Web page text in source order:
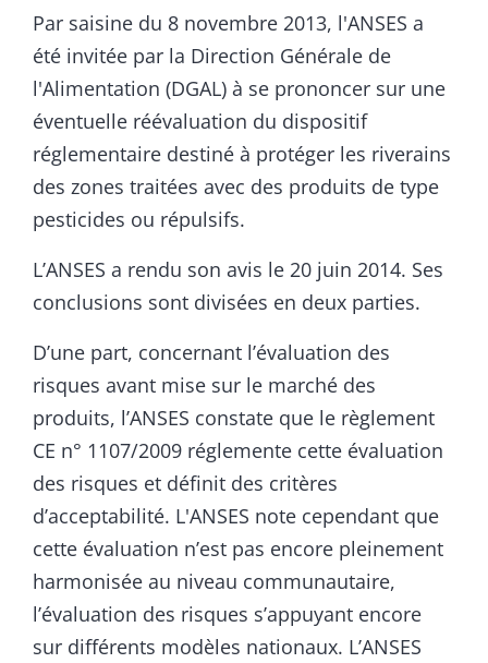
Par saisine du 8 novembre 2013, l'ANSES a
été invitée par la Direction Générale de
l'Alimentation (DGAL) à se prononcer sur une
éventuelle réévaluation du dispositif
réglementaire destiné à protéger les riverains
des zones traitées avec des produits de type
pesticides ou répulsifs.
L’ANSES a rendu son avis le 20 juin 2014. Ses
conclusions sont divisées en deux parties.
D’une part, concernant l’évaluation des
risques avant mise sur le marché des
produits, l’ANSES constate que le règlement
CE n° 1107/2009 réglemente cette évaluation
des risques et définit des critères
d’acceptabilité. L'ANSES note cependant que
cette évaluation n’est pas encore pleinement
harmonisée au niveau communautaire,
l’évaluation des risques s’appuyant encore
sur différents modèles nationaux. L’ANSES